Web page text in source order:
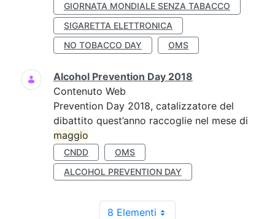
GIORNATA MONDIALE SENZA TABACCO
SIGARETTA ELETTRONICA
NO TOBACCO DAY
OMS
Alcohol Prevention Day 2018
Contenuto Web
Prevention Day 2018, catalizzatore del
dibattito quest’anno raccoglie nel mese di
maggio
CNDD
OMS
ALCOHOL PREVENTION DAY
8 Elementi